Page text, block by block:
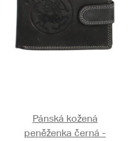
Pánská kožená
peněženka černá -